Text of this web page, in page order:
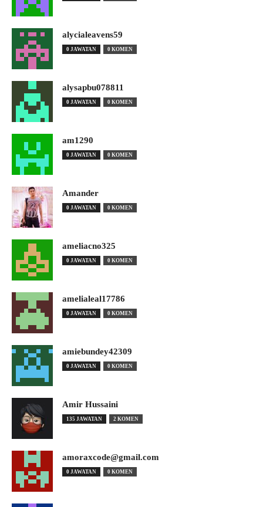
alycialeavens59
0 JAWATAN 0 KOMEN
alysapbu078811
0 JAWATAN 0 KOMEN
am1290
0 JAWATAN 0 KOMEN
Amander
0 JAWATAN 0 KOMEN
ameliacno325
0 JAWATAN 0 KOMEN
amelialeal17786
0 JAWATAN 0 KOMEN
amiebundey42309
0 JAWATAN 0 KOMEN
Amir Hussaini
135 JAWATAN 2 KOMEN
amoraxcode@gmail.com
0 JAWATAN 0 KOMEN